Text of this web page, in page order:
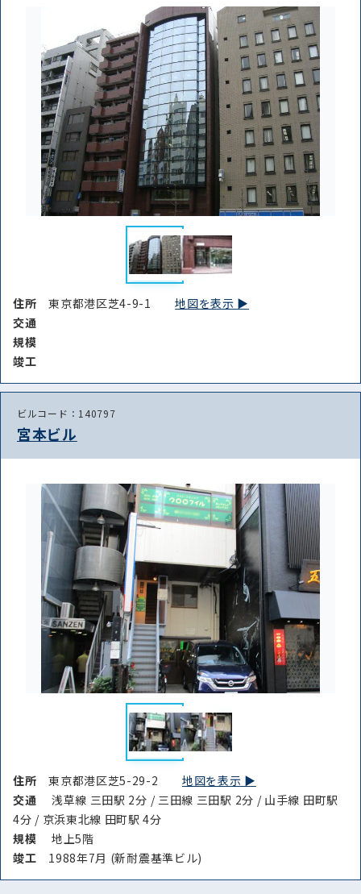
住所東京都港区芝4-9-1地図を表示 ▶︎
交通
規模
竣⼯
ビルコード：140797
宮本ビル
住所東京都港区芝5-29-2 地図を表示 ▶︎
交通
浅草線 三田駅 2分 / 三田線 三田駅 2分 / 山手線 田町駅
4分 / 京浜東北線 田町駅 4分
規模
地上5階
竣⼯ 1988年7月 (新耐震基準ビル)